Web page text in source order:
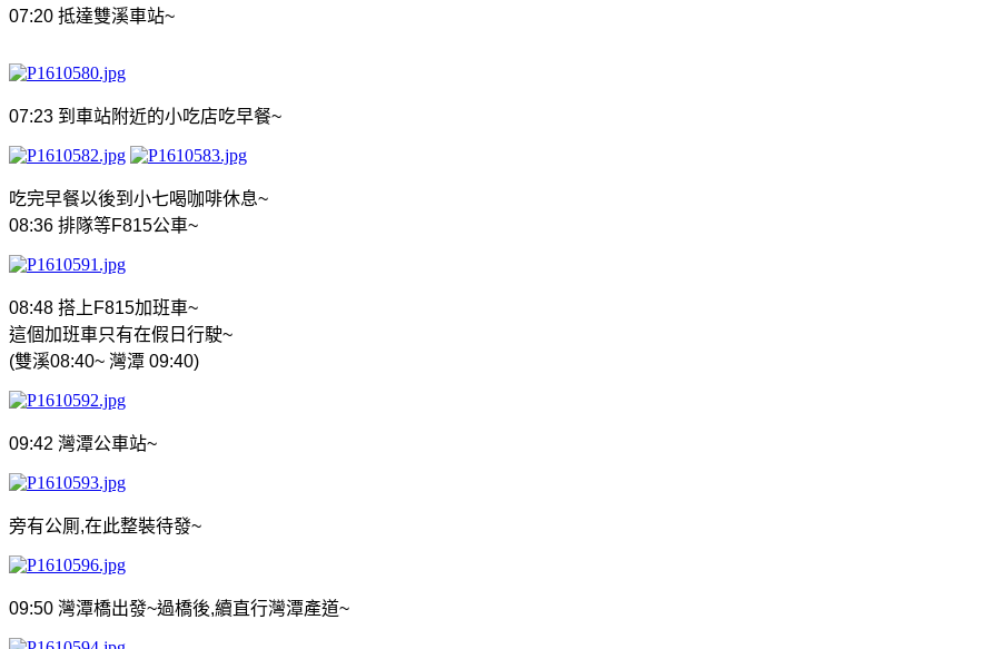
07:20 抵達雙溪車站~
07:23 到車站附近的小吃店吃早餐~
吃完早餐以後到小七喝咖啡休息~
08:36 排隊等F815公車~
08:48 搭上 F815加班車~
這個加班車只有在假日行駛~
(雙溪08:40~ 灣潭 09:40)
09:42 灣潭公車站~
旁有公厠,在此整裝待發~
09:50 灣潭橋出發~過橋後,續直行灣潭產道~